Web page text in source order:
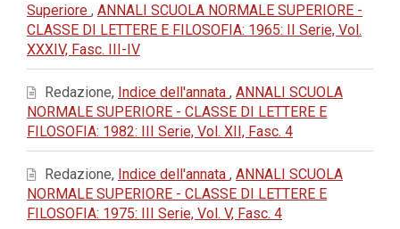
Superiore , ANNALI SCUOLA NORMALE SUPERIORE -
CLASSE DI LETTERE E FILOSOFIA: 1965: II Serie, Vol.
XXXIV, Fasc. III-IV
Redazione, Indice dell'annata , ANNALI SCUOLA
NORMALE SUPERIORE - CLASSE DI LETTERE E
FILOSOFIA: 1982: III Serie, Vol. XII, Fasc. 4
Redazione, Indice dell'annata , ANNALI SCUOLA
NORMALE SUPERIORE - CLASSE DI LETTERE E
FILOSOFIA: 1975: III Serie, Vol. V, Fasc. 4